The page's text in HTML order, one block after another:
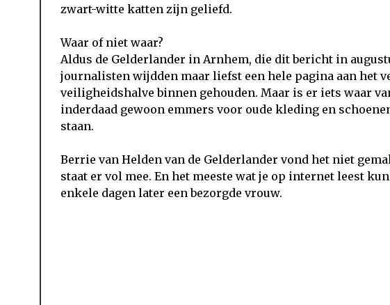
zwart-witte katten zijn geliefd.
Waar of niet waar?
Aldus de Gelderlander in Arnhem, die dit bericht in
journalisten wijdden maar liefst een hele pagina aan het
veiligheidshalve binnen gehouden. Maar is er iets waar
inderdaad gewoon emmers voor oude kleding en
staan.
Berrie van Helden van de Gelderlander vond het niet
staat er vol mee. En het meeste wat je op internet leest
enkele dagen later een bezorgde vrouw.